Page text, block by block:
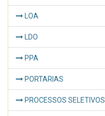
LOA
LDO
PPA
PORTARIAS
PROCESSOS SELETIVOS